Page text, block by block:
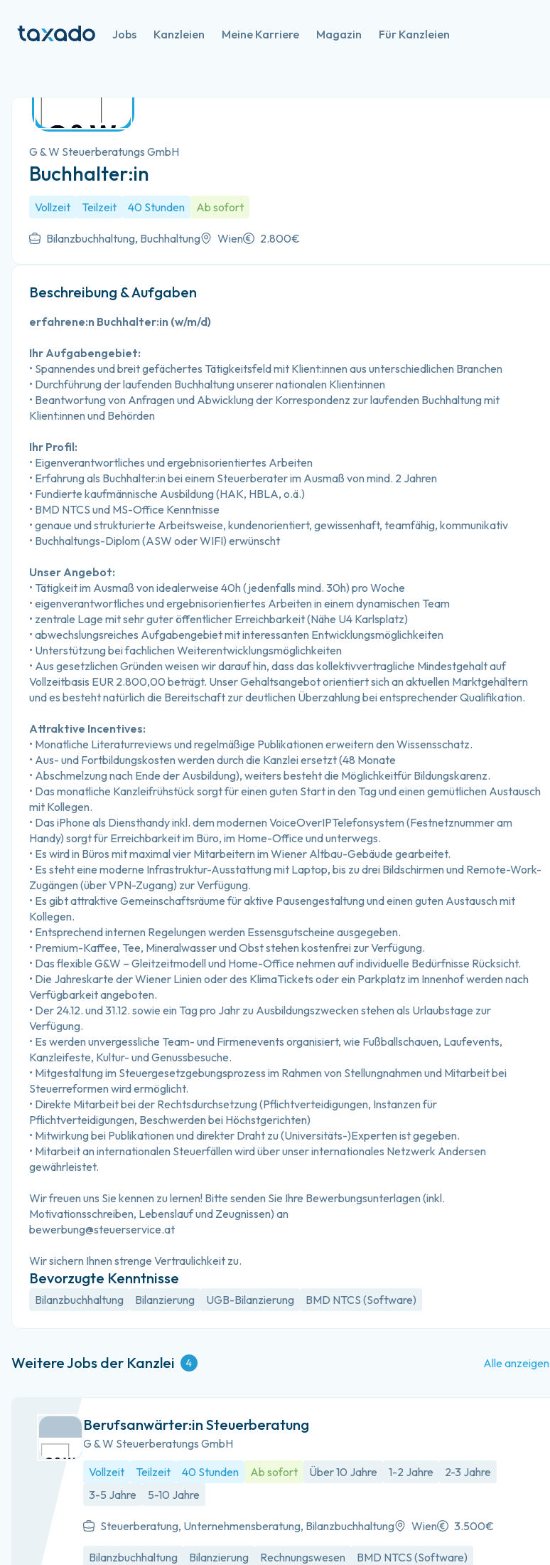
Jobs Kanzleien Meine Karriere Magazin Für Kanzleien
G & W Steuerberatungs GmbH
Buchhalter:in
Vollzeit Teilzeit 40 Stunden Ab sofort
Bilanzbuchhaltung, Buchhaltung Wien 2.800€
Beschreibung & Aufgaben
erfahrene:n Buchhalter:in (w/m/d)
Ihr Aufgabengebiet:
• Spannendes und breit gefächertes Tätigkeitsfeld mit Klient:innen aus unterschiedlichen Branchen
• Durchführung der laufenden Buchhaltung unserer nationalen Klient:innen
• Beantwortung von Anfragen und Abwicklung der Korrespondenz zur laufenden Buchhaltung mit
Klient:innen und Behörden
Ihr Profil:
• Eigenverantwortliches und ergebnisorientiertes Arbeiten
• Erfahrung als Buchhalter:in bei einem Steuerberater im Ausmaß von mind. 2 Jahren
• Fundierte kaufmännische Ausbildung (HAK, HBLA, o.ä.)
• BMD NTCS und MS-Office Kenntnisse
• genaue und strukturierte Arbeitsweise, kundenorientiert, gewissenhaft, teamfähig, kommunikativ
• Buchhaltungs-Diplom (ASW oder WIFI) erwünscht
Unser Angebot:
• Tätigkeit im Ausmaß von idealerweise 40h (jedenfalls mind. 30h) pro Woche
• eigenverantwortliches und ergebnisorientiertes Arbeiten in einem dynamischen Team
• zentrale Lage mit sehr guter öffentlicher Erreichbarkeit (Nähe U4 Karlsplatz)
• abwechslungsreiches Aufgabengebiet mit interessanten Entwicklungsmöglichkeiten
• Unterstützung bei fachlichen Weiterentwicklungsmöglichkeiten
• Aus gesetzlichen Gründen weisen wir darauf hin, dass das kollektivvertragliche Mindestgehalt auf
Vollzeitbasis EUR 2.800,00 beträgt. Unser Gehaltsangebot orientiert sich an aktuellen Marktgehältern
und es besteht natürlich die Bereitschaft zur deutlichen Überzahlung bei entsprechender Qualifikation.
Attraktive Incentives:
• Monatliche Literaturreviews und regelmäßige Publikationen erweitern den Wissensschatz.
• Aus- und Fortbildungskosten werden durch die Kanzlei ersetzt (48 Monate
• Abschmelzung nach Ende der Ausbildung), weiters besteht die Möglichkeitfür Bildungskarenz.
• Das monatliche Kanzleifrühstück sorgt für einen guten Start in den Tag und einen gemütlichen Austausch
mit Kollegen.
• Das iPhone als Diensthandy inkl. dem modernen VoiceOverIPTelefonsystem (Festnetznummer am
Handy) sorgt für Erreichbarkeit im Büro, im Home-Office und unterwegs.
• Es wird in Büros mit maximal vier Mitarbeitern im Wiener Altbau-Gebäude gearbeitet.
• Es steht eine moderne Infrastruktur-Ausstattung mit Laptop, bis zu drei Bildschirmen und Remote-Work-
Zugängen (über VPN-Zugang) zur Verfügung.
• Es gibt attraktive Gemeinschaftsräume für aktive Pausengestaltung und einen guten Austausch mit
Kollegen.
• Entsprechend internen Regelungen werden Essensgutscheine ausgegeben.
• Premium-Kaffee, Tee, Mineralwasser und Obst stehen kostenfrei zur Verfügung.
• Das flexible G&W – Gleitzeitmodell und Home-Office nehmen auf individuelle Bedürfnisse Rücksicht.
• Die Jahreskarte der Wiener Linien oder des KlimaTickets oder ein Parkplatz im Innenhof werden nach
Verfügbarkeit angeboten.
• Der 24.12. und 31.12. sowie ein Tag pro Jahr zu Ausbildungszwecken stehen als Urlaubstage zur
Verfügung.
• Es werden unvergessliche Team- und Firmenevents organisiert, wie Fußballschauen, Laufevents,
Kanzleifeste, Kultur- und Genussbesuche.
• Mitgestaltung im Steuergesetzgebungsprozess im Rahmen von Stellungnahmen und Mitarbeit bei
Steuerreformen wird ermöglicht.
• Direkte Mitarbeit bei der Rechtsdurchsetzung (Pflichtverteidigungen, Instanzen für
Pflichtverteidigungen, Beschwerden bei Höchstgerichten)
• Mitwirkung bei Publikationen und direkter Draht zu (Universitäts-)Experten ist gegeben.
• Mitarbeit an internationalen Steuerfällen wird über unser internationales Netzwerk Andersen
gewährleistet.
Wir freuen uns Sie kennen zu lernen! Bitte senden Sie Ihre Bewerbungsunterlagen (inkl.
Motivationsschreiben, Lebenslauf und Zeugnissen) an
bewerbung@steuerservice.at
Wir sichern Ihnen strenge Vertraulichkeit zu.
Bevorzugte Kenntnisse
Bilanzbuchhaltung Bilanzierung UGB-Bilanzierung BMD NTCS (Software)
Weitere Jobs der Kanzlei 4 Alle anzeigen
Berufsanwärter:in Steuerberatung
G & W Steuerberatungs GmbH
Vollzeit
Teilzeit 40 Stunden Ab sofort Über 10 Jahre 1-2 Jahre
2-3 Jahre
3-5 Jahre
5-10 Jahre
Steuerberatung, Unternehmensberatung, Bilanzbuchhaltung Wien 3.500€
Bilanzbuchhaltung Bilanzierung Rechnungswesen
BMD NTCS (Software)